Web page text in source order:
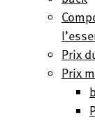
Prix
Prix